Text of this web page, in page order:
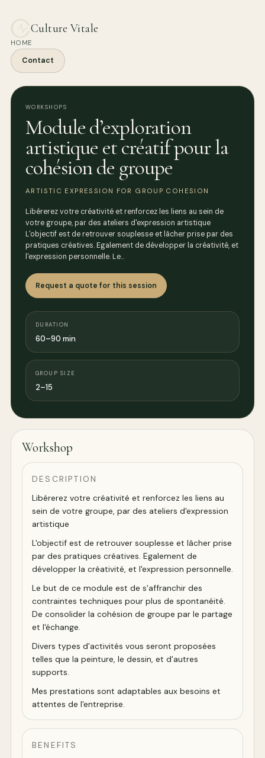
Culture Vitale
HOME
Contact
WORKSHOPS
Module d’exploration
artistique et créatif pour la
cohésion de groupe
ARTISTIC EXPRESSION FOR GROUP COHESION
Libérerez votre créativité et renforcez les liens au sein de
votre groupe, par des ateliers d'expression artistique
L'objectif est de retrouver souplesse et lâcher prise par des
pratiques créatives. Egalement de développer la créativité, et
l'expression personnelle. Le…
Request a quote for this session
DURATION
60–90 min
GROUP SIZE
2–15
Workshop
DESCRIPTION
Libérerez votre créativité et renforcez les liens au
sein de votre groupe, par des ateliers d'expression
artistique
L'objectif est de retrouver souplesse et lâcher prise
par des pratiques créatives. Egalement de
développer la créativité, et l'expression personnelle.
Le but de ce module est de s'affranchir des
contraintes techniques pour plus de spontanéité.
De consolider la cohésion de groupe par le partage
et l'échange.
Divers types d'activités vous seront proposées
telles que la peinture, le dessin, et d'autres
supports.
Mes prestations sont adaptables aux besoins et
attentes de l'entreprise.
BENEFITS